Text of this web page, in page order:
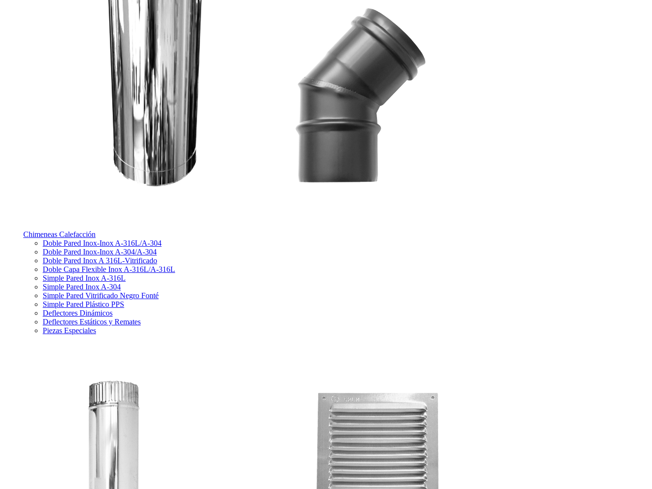
Chimeneas Calefacción
Doble Pared Inox-Inox A-316L/A-304
Doble Pared Inox-Inox A-304/A-304
Doble Pared Inox A 316L-Vitrificado
Doble Capa Flexible Inox A-316L/A-316L
Simple Pared Inox A-316L
Simple Pared Inox A-304
Simple Pared Vitrificado Negro Fonté
Simple Pared Plástico PPS
Deflectores Dinámicos
Deflectores Estáticos y Remates
Piezas Especiales